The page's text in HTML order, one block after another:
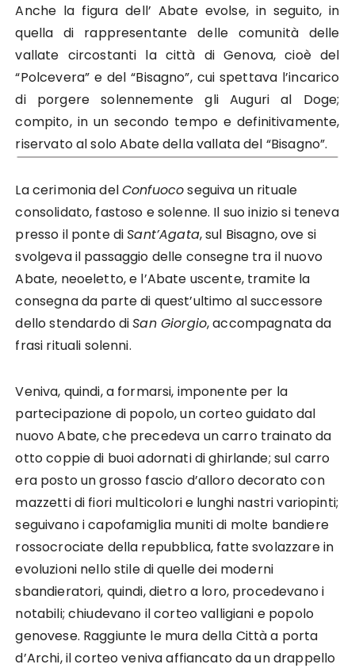
Anche la figura dell’ Abate evolse, in seguito, in
quella di rappresentante delle comunità delle
vallate circostanti la città di Genova, cioè del
“Polcevera” e del “Bisagno”, cui spettava l’incarico
di porgere solennemente gli Auguri al Doge;
compito, in un secondo tempo e definitivamente,
riservato al solo Abate della vallata del “Bisagno”.
La cerimonia delConfuocoseguiva un rituale
consolidato, fastoso e solenne. Il suo inizio si teneva
presso il ponte diSant’Agata, sul Bisagno, ove si
svolgeva il passaggio delle consegne tra il nuo­vo
Abate, neoeletto, e l’Abate uscente, tramite la
consegna da parte di quest’ultimo al successore
dello stendardo diSan Giorgio, accompagnata da
frasi rituali solenni.
Veniva, quindi, a formarsi, imponente per la
partecipazione di popolo, un corteo guidato dal
nuovo Abate, che precedeva un carro trainato da
otto coppie di buoi adornati di ghirlande; sul carro
era posto un grosso fascio d’alloro decorato con
mazzetti di fiori multicolori e lunghi nastri variopinti;
seguivano i capofamiglia muniti di molte bandiere
rossocrociate della repubblica, fatte svolazzare in
evoluzioni nello stile di quelle dei moderni
sbandieratori, quindi, dietro a loro, procedevano i
notabili; chiudevano il corteo valligiani e popolo
genovese. Raggiunte le mura della Città a porta
d’Archi, il corteo veniva affiancato da un drappello